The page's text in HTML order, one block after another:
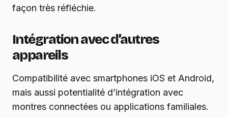
façon très réfléchie.
Intégration avec d’autres
appareils
Compatibilité avec smartphones iOS et Android,
mais aussi potentialité d’intégration avec
montres connectées ou applications familiales.